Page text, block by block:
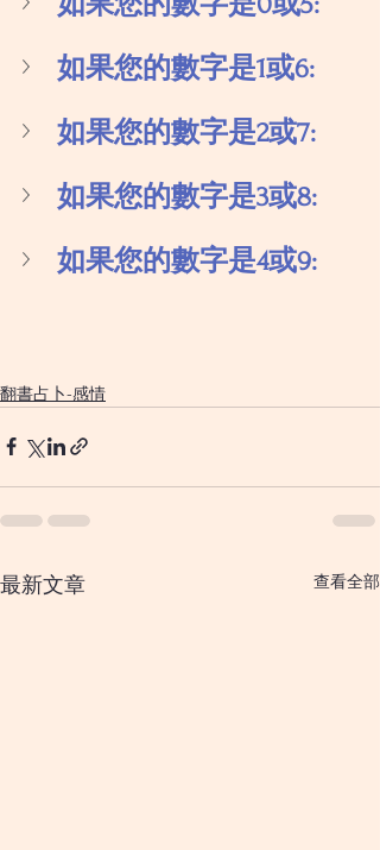
如果您的數字是1或6:
如果您的數字是2或7:
如果您的數字是3或8:
如果您的數字是4或9:
翻書占卜-感情
最新文章 查看全部